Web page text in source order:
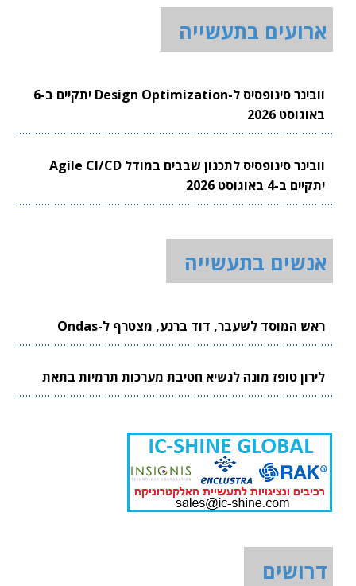
ארועים בתעשייה
וובינר סינופסיס ל-Design Optimization יתקיים ב-6
באוגוסט 2026
וובינר סינופסיס לתכנון שבבים במודל Agile CI/CD
יתקיים ב-4 באוגוסט 2026
אנשים בתעשייה
ראש המוסד לשעבר, דוד ברנע, מצטרף ל-Ondas
לירון טופז מונה לנשיא חטיבת מערכות תרמיות בתאת
דרושים